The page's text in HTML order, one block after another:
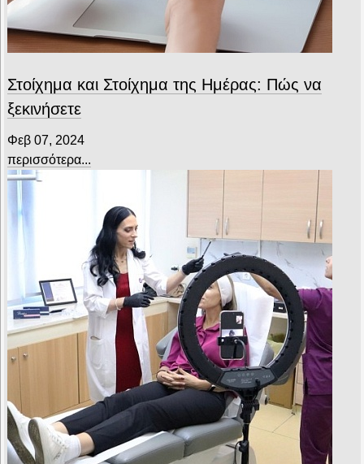
Στοίχημα και Στοίχημα της Ημέρας: Πώς να
ξεκινήσετε
Φεβ 07, 2024
περισσότερα...